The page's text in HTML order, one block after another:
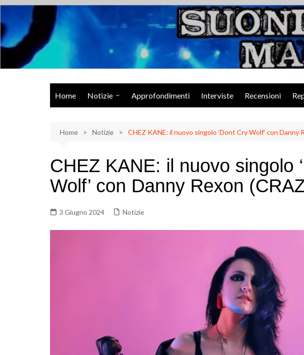
Salta
contenuto
Musica Rock, Metal, Punk e varie sonorità alternative
Home Notizie
Eventi
Libri
Approfondimenti Interviste Recensioni
Home Notizie CHEZ KANE: il nuovo singolo ‘Dont Cry Wolf’ con Danny
CHEZ KANE: il nuovo singolo
Wolf’ con Danny Rexon
3 Giugno 2024 Notizie